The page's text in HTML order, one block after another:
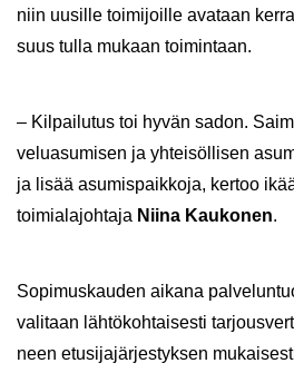
niin uusil­le toi­mi­joil­le ava­taan
suus tulla mu­kaan toi­min­taan.
– Kil­pai­lu­tus toi hyvän sadon.
ve­lua­su­mi­sen ja yh­tei­söl­li­sen
ja lisää asu­mis­paik­ko­ja, ker­too
toi­mia­la­joh­ta­ja Niina Kau­ko­nen.
So­pi­mus­kau­den ai­ka­na
va­li­taan läh­tö­koh­tai­ses­ti
neen etusi­ja­jär­jes­tyk­sen